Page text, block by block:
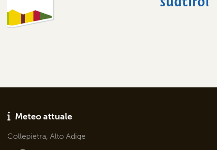
Meteo attuale
Collepietra, Alto Adige